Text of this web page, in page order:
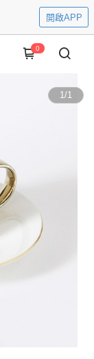
開啟APP
0
1/1